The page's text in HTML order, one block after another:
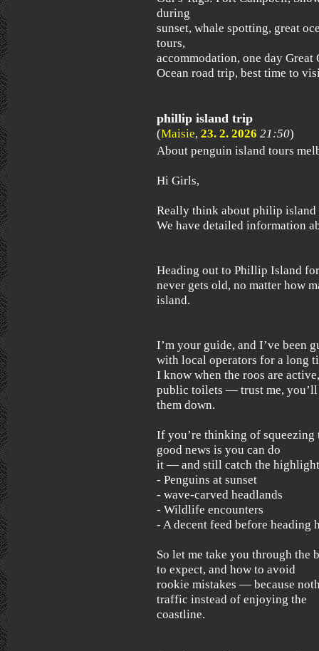
during
sunset, whale spotting, great
tours,
accommodation, one day Great
Ocean road trip, best time to
phillip island trip
(Maisie, 23. 2. 2026 21:50)
About penguin island tours
Hi Girls,
Really think about philip island
We have detailed information
Heading out to Phillip Island
never gets old, no matter how
island.
I’m your guide, and I’ve been
with local operators for a long
I know when the roos are
public toilets — trust me, you’ll
them down.
If you’re thinking of squeezing
good news is you can do
it — and still catch the
- Penguins at sunset
- wave-carved headlands
- Wildlife encounters
- A decent feed before heading
So let me take you through the
to expect, and how to avoid
rookie mistakes — because
traffic instead of enjoying the
coastline.